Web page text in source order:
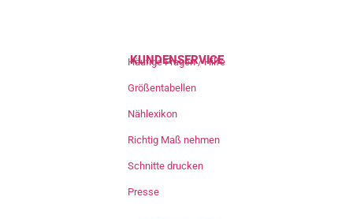
KUNDENSERVICE
Häufige Fragen / Hilfe
Größentabellen
Nählexikon
Richtig Maß nehmen
Schnitte drucken
Presse